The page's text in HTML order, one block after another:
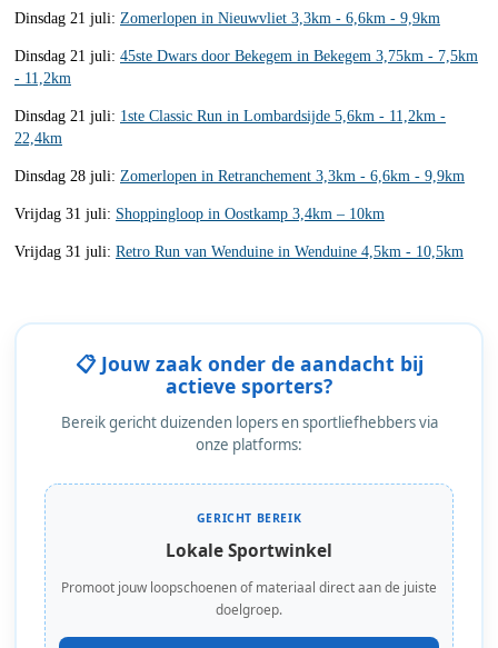
Dinsdag 21 juli: Zomerlopen in Nieuwvliet 3,3km - 6,6km - 9,9km
Dinsdag 21 juli: 45ste Dwars door Bekegem in Bekegem 3,75km - 7,5km
- 11,2km
Dinsdag 21 juli: 1ste Classic Run in Lombardsijde 5,6km - 11,2km -
22,4km
Dinsdag 28 juli: Zomerlopen in Retranchement 3,3km - 6,6km - 9,9km
Vrijdag 31 juli: Shoppingloop in Oostkamp 3,4km – 10km
Vrijdag 31 juli: Retro Run van Wenduine in Wenduine 4,5km - 10,5km
📋 Jouw zaak onder de aandacht bij
actieve sporters?
Bereik gericht duizenden lopers en sportliefhebbers via
onze platforms:
GERICHT BEREIK
Lokale Sportwinkel
Promoot jouw loopschoenen of materiaal direct aan de juiste
doelgroep.